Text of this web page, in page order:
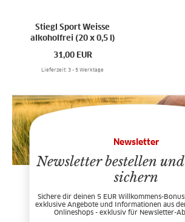
Stiegl Sport Weisse
alkoholfrei (20 x 0,5 l)
31,00 EUR
Lieferzeit: 3 - 5 Werktage
Newsletter
Newsletter bestellen
sichern
Sichere dir deinen 5 EUR Willkommens-
exklusive Angebote und Informationen aus
Onlineshops - exklusiv für Newsletter-